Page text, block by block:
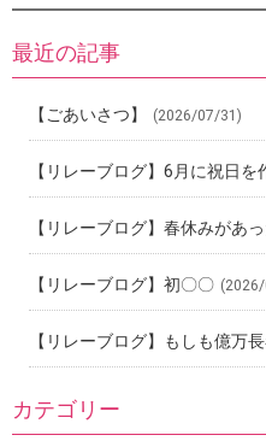
最近の記事
【ごあいさつ】 (2026/07/31)
【リレーブログ】6月に祝日を
【リレーブログ】春休みがあっ
【リレーブログ】初〇〇
【リレーブログ】もしも億万
カテゴリー